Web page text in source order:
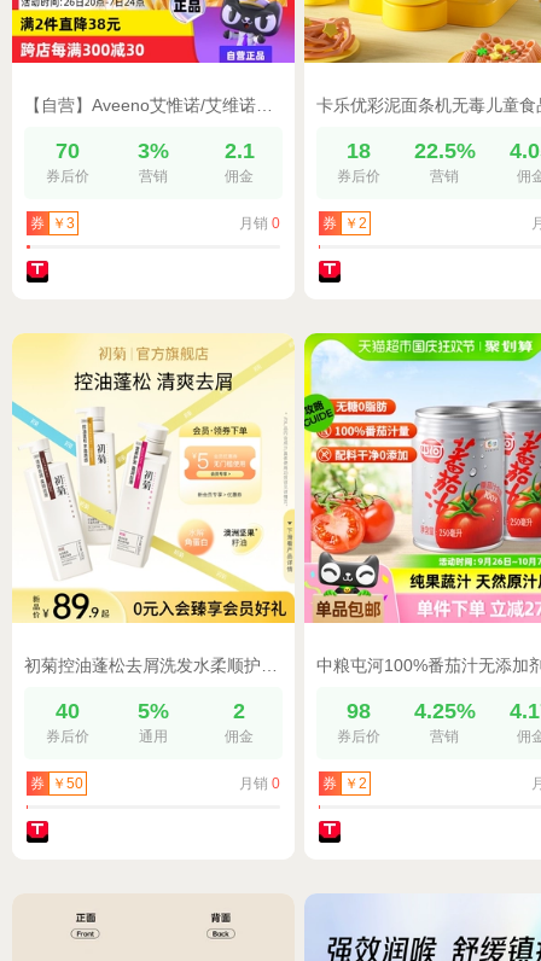
70
券后价
3%
营销
2.1
佣金
券 ￥3 月销 0
18
券后价
22.5%
营销 佣
券 ￥2
40
券后价
5%
通用
2
佣金
券 ￥50 月销 0
98
券后价
4.25%
营销 佣
券 ￥2